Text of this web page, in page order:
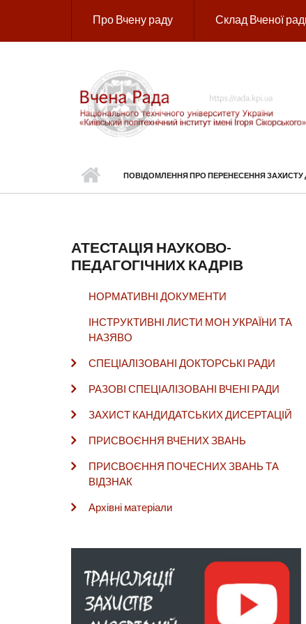
Про Вчену раду Склад Вченої
ПОВІДОМЛЕННЯ ПРО ПЕРЕНЕСЕННЯ ЗАХИСТУ
АТЕСТАЦІЯ НАУКОВО-
ПЕДАГОГІЧНИХ КАДРІВ
НОРМАТИВНІ ДОКУМЕНТИ
ІНСТРУКТИВНІ ЛИСТИ МОН УКРАЇНИ ТА
НАЗЯВО
СПЕЦІАЛІЗОВАНІ ДОКТОРСЬКІ РАДИ
РАЗОВІ СПЕЦІАЛІЗОВАНІ ВЧЕНІ РАДИ
ЗАХИСТ КАНДИДАТСЬКИХ ДИСЕРТАЦІЙ
ПРИСВОЄННЯ ВЧЕНИХ ЗВАНЬ
ПРИСВОЄННЯ ПОЧЕСНИХ ЗВАНЬ ТА
ВІДЗНАК
Архівні матеріали